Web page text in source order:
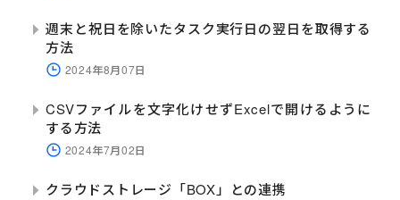
週末と祝日を除いたタスク実行日の翌日を取得する
方法
2024年8月07日
CSVファイルを文字化けせずExcelで開けるように
する方法
2024年7月02日
クラウドストレージ「BOX」との連携